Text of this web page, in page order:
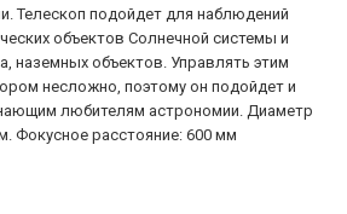
Телескоп подойдет для наблюдений
объектов Солнечной системы и
наземных объектов. Управлять этим
несложно, поэтому он подойдет и
любителям астрономии. Диаметр
Фокусное расстояние: 600 мм